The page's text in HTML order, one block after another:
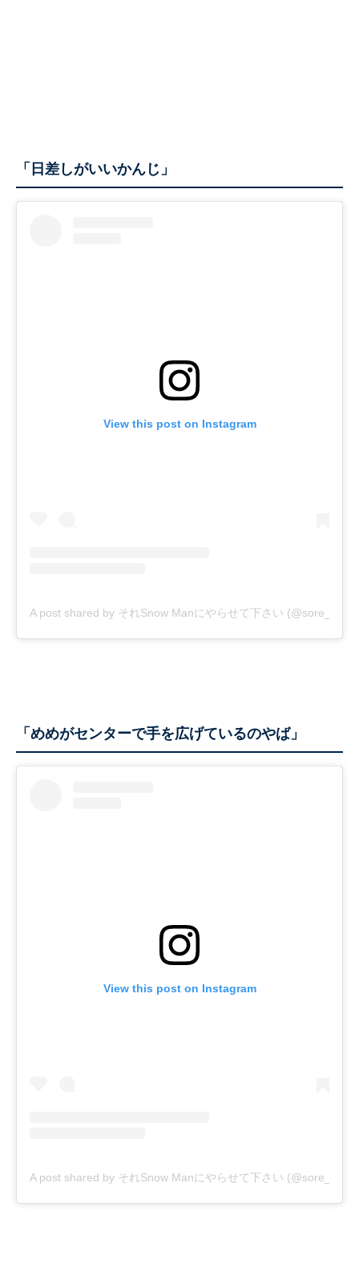
「日差しがいいかんじ」
View this post on Instagram
A post shared by それSnow Manにやらせて下さい
「めめがセンターで手を広げているのやば」
View this post on Instagram
A post shared by それSnow Manにやらせて下さい